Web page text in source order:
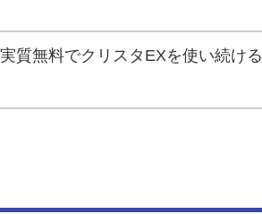
質無料でクリスタEXを使い続ける